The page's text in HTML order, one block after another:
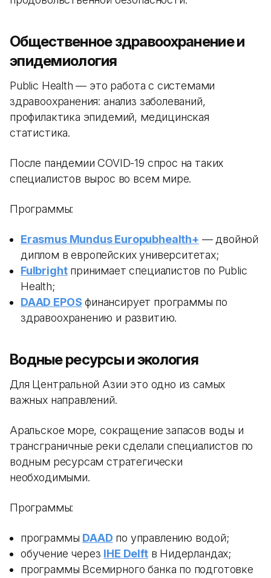
Общественное здравоохранение и
эпидемиология
Public Health — это работа с системами
здравоохранения: анализ заболеваний,
профилактика эпидемий, медицинская
статистика.
После пандемии COVID-19 спрос на таких
специалистов вырос во всем мире.
Программы:
Erasmus Mundus Europubhealth+ — двойной
диплом в европейских университетах;
Fulbrightпринимает специалистов по Public
Health;
DAAD EPOS финансирует программы по
здравоохранению и развитию.
Водные ресурсы и экология
Для Центральной Азии это одно из самых
важных направлений.
Аральское море, сокращение запасов воды и
трансграничные реки сделали специалистов по
водным ресурсам стратегически
необходимыми.
Программы:
программы DAAD по управлению водой;
обучение через IHE Delftв Нидерландах;
программы Всемирного банка по подготовке